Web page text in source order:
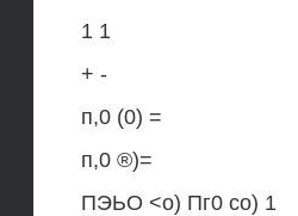
1 1
+ -
п,0 (0) =
п,0 ®)=
ПЭЬО <о) Пг0 со) 1